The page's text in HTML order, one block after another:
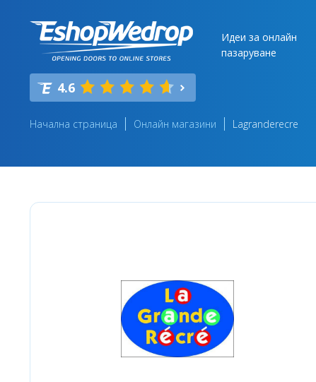
Идеи за онлайн
пазаруване
4.6
Начална страница Онлайн магазини Lagranderecre